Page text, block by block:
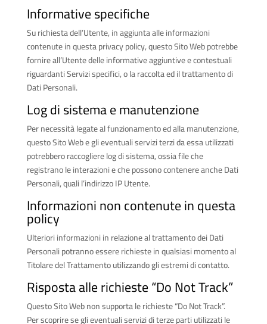
Informative specifiche
Su richiesta dell’Utente, in aggiunta alle informazioni
contenute in questa privacy policy, questo Sito Web potrebbe
fornire all’Utente delle informative aggiuntive e contestuali
riguardanti Servizi specifici, o la raccolta ed il trattamento di
Dati Personali.
Log di sistema e manutenzione
Per necessità legate al funzionamento ed alla manutenzione,
questo Sito Web e gli eventuali servizi terzi da essa utilizzati
potrebbero raccogliere log di sistema, ossia file che
registrano le interazioni e che possono contenere anche Dati
Personali, quali l’indirizzo IP Utente.
Informazioni non contenute in questa
policy
Ulteriori informazioni in relazione al trattamento dei Dati
Personali potranno essere richieste in qualsiasi momento al
Titolare del Trattamento utilizzando gli estremi di contatto.
Risposta alle richieste “Do Not Track”
Questo Sito Web non supporta le richieste “Do Not Track”.
Per scoprire se gli eventuali servizi di terze parti utilizzati le